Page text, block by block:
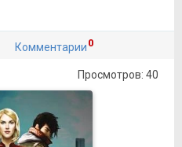
Комментарии 0
Просмотров: 40